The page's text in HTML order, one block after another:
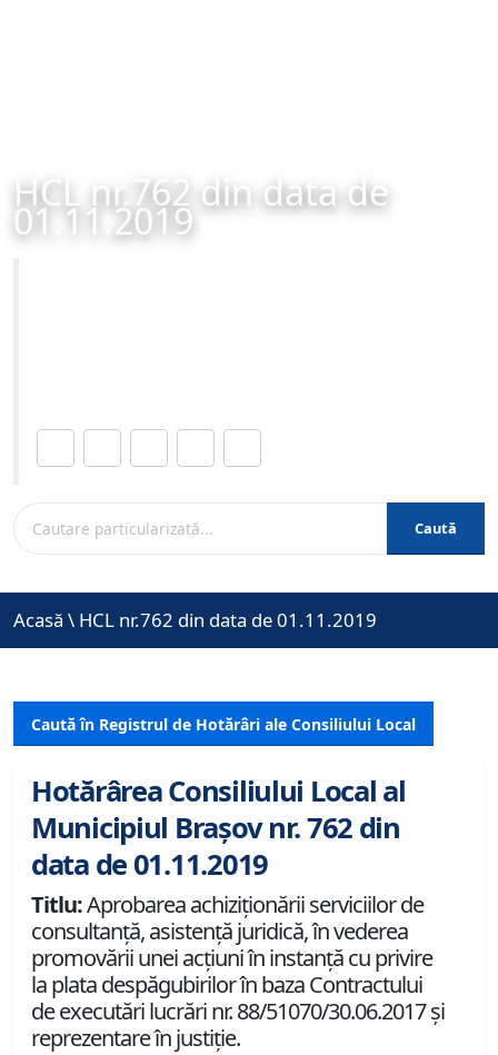
HCL nr.762 din data de
01.11.2019
Caută
Acasă \ HCL nr.762 din data de 01.11.2019
Caută în Registrul de Hotărâri ale Consiliului Local
Hotărârea Consiliului Local al
Municipiul Brașov nr. 762 din
data de 01.11.2019
Titlu:Aprobarea achiziţionării serviciilor de
consultanţă, asistenţă juridică, în vederea
promovării unei acţiuni în instanţă cu privire
la plata despăgubirilor în baza Contractului
de executări lucrări nr. 88/51070/30.06.2017 şi
reprezentare în justiţie.